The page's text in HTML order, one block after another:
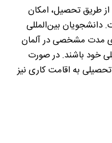
از طریق تحصیل، امکان
بین‌المللی
مدت مشخصی در آلمان
خود باشند. در صورت
به اقامت کاری نیز